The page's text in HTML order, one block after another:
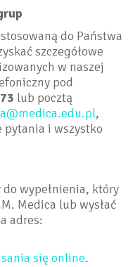
do Państwa
szczegółowe
w naszej
pod
lub pocztą
,
i wszystko
wypełnienia, który
Medica lub wysłać
adres:
się online.